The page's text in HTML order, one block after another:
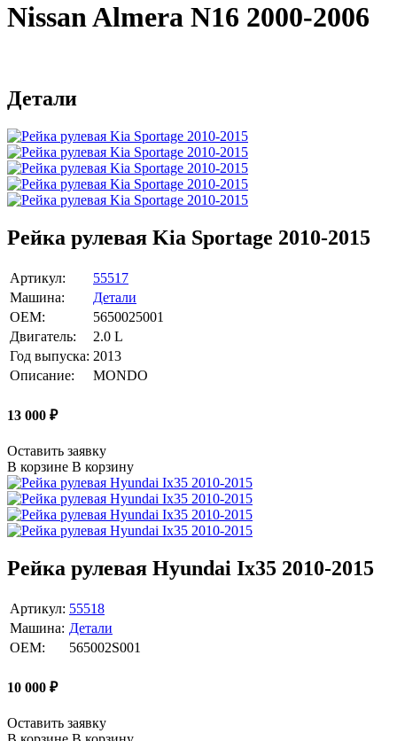
Nissan Almera N16 2000-2006
Детали
Рейка рулевая Kia Sportage 2010-2015
Артикул:
55517
Машина:
Детали
OEM:
5650025001
Двигатель:
2.0 L
Год выпуска: 2013
Описание:
MONDO
13 000 ₽
Оставить заявку
В корзине В корзину
Рейка рулевая Hyundai Ix35 2010-2015
Артикул: 55518
Машина: Детали
OEM:
565002S001
10 000 ₽
Оставить заявку